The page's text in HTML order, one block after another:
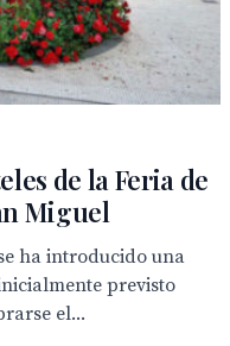
de la Feria de
Miguel
ha introducido una
previsto
el...